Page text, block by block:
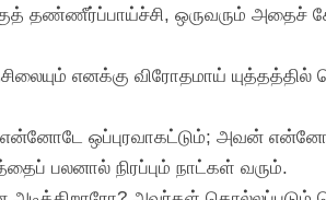
தண்ணீர்ப்பாய்ச்சி, ஒருவரும் அதைச்
எனக்கு விரோதமாய்
ஒப்புரவாகட்டும்; அவன்
பலனால் நிரப்பும் நாட்கள் வரும்.